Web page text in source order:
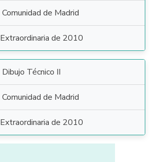
Comunidad de Madrid
Extraordinaria de 2010
Dibujo Técnico II
Comunidad de Madrid
Extraordinaria de 2010